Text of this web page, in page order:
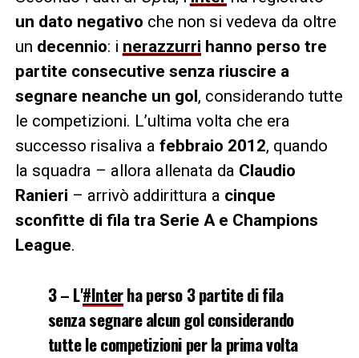
un dato negativo che non si vedeva da oltre
un decennio: i nerazzurri hanno perso tre
partite consecutive senza riuscire a
segnare neanche un gol, considerando tutte
le competizioni. L’ultima volta che era
successo risaliva a febbraio 2012, quando
la squadra – allora allenata da Claudio
Ranieri – arrivò addirittura a cinque
sconfitte di fila tra Serie A e Champions
League.
3 – L'#Interha perso 3 partite di fila
senza segnare alcun gol considerando
tutte le competizioni per la prima volta